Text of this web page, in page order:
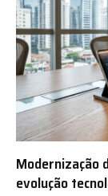
Modernização
evolução